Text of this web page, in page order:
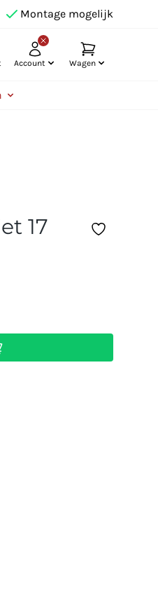
Montage mogelijk
Account Wagen
17